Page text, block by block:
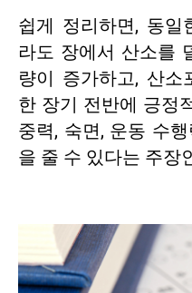
쉽게 정리하면, 동일
라도 장에서 산소를
량이 증가하고, 산
한 장기 전반에 긍정
중력, 숙면, 운동 수
을 줄 수 있다는 주장